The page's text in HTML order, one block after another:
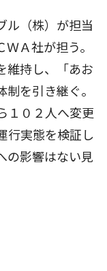
ル（株）が担当
Ａ社が担う。
維持し、「あお
を引き継ぐ。
１０２人へ変更
行実態を検証し
の影響はない見